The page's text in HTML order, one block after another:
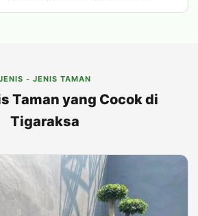
- JENIS TAMAN
Taman yang Cocok di
Tigaraksa